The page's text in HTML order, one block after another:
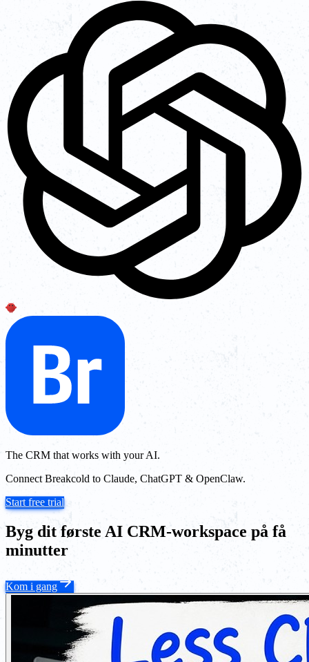
The CRM that works with your AI.
Connect Breakcold to Claude, ChatGPT & OpenClaw.
Start free trial
Byg dit første AI CRM-workspace på få
minutter
Kom i gang